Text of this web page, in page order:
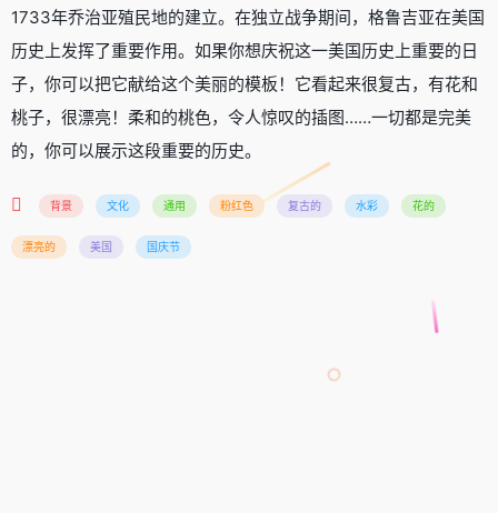
1733年乔治亚殖民地的建立。在独立战争期间，格鲁吉亚在美国
历史上发挥了重要作用。如果你想庆祝这一美国历史上重要的日
子，你可以把它献给这个美丽的模板！它看起来很复古，有花和
桃子，很漂亮！柔和的桃色，令人惊叹的插图……一切都是完美
的，你可以展示这段重要的历史。
背景 文化 通用 粉红色 复古的 水彩 花的
漂亮的 美国 国庆节